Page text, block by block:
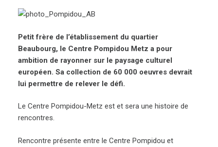
Petit frère de l’établissement du quartier
Beaubourg, le Centre Pompidou Metz a pour
ambition de rayonner sur le paysage culturel
européen. Sa collection de 60 000 oeuvres devrait
lui permettre de relever le défi.
Le Centre Pompidou-Metz est et sera une histoire de
rencontres.
Rencontre présente entre le Centre Pompidou et